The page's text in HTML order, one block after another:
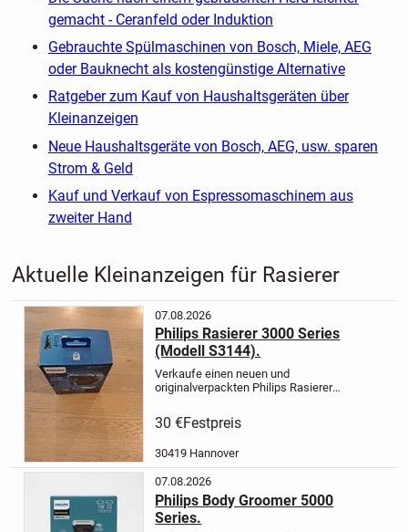
gemacht - Ceranfeld oder Induktion
Gebrauchte Spülmaschinen von Bosch, Miele, AEG
oder Bauknecht als kostengünstige Alternative
Ratgeber zum Kauf von Haushaltsgeräten über
Kleinanzeigen
Neue Haushaltsgeräte von Bosch, AEG, usw. sparen
Strom & Geld
Kauf und Verkauf von Espressomaschinem aus
zweiter Hand
Aktuelle Kleinanzeigen für Rasierer
07.08.2026
Philips Rasierer 3000 Series
(Modell S3144).
Verkaufe einen neuen und
originalverpackten Philips Rasierer
S3144).
Highlights:
ungeöffnet ✅ Wet & Dry – für
Flex Scherköpfe
30 €Festpreis
30419 Hannover
07.08.2026
Philips Body Groomer 5000
Series.